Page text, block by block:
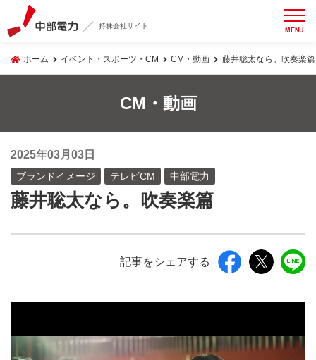
持株会社サイト MENU
ホーム イベント・スポーツ・CM CM・動画 藤井聡太なら。吹奏楽篇
CM・動画
2025年03月03日
ブランドイメージ テレビCM 中部電力
藤井聡太なら。吹奏楽篇
記事をシェアする